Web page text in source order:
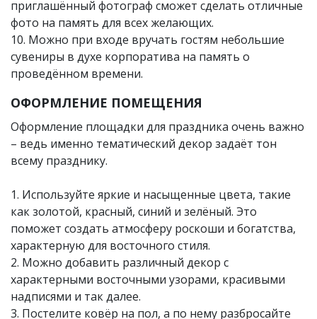
приглашённый фотограф сможет сделать отличные
фото на память для всех желающих.
10. Можно при входе вручать гостям небольшие
сувениры в духе корпоратива на память о
проведённом времени.
ОФОРМЛЕНИЕ ПОМЕЩЕНИЯ
Оформление площадки для праздника очень важно
– ведь именно тематический декор задаёт тон
всему празднику.
1. Используйте яркие и насыщенные цвета, такие
как золотой, красный, синий и зелёный. Это
поможет создать атмосферу роскоши и богатства,
характерную для восточного стиля.
2. Можно добавить различный декор с
характерными восточными узорами, красивыми
надписями и так далее.
3. Постелите ковёр на пол, а по нему разбросайте